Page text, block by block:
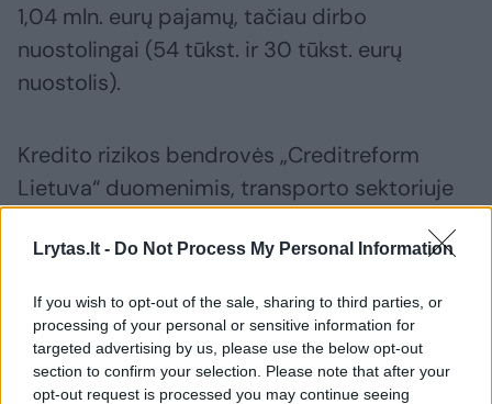
Lrytas.lt - Do Not Process My Personal Information
If you wish to opt-out of the sale, sharing to third parties, or
processing of your personal or sensitive information for
targeted advertising by us, please use the below opt-out
section to confirm your selection. Please note that after your
opt-out request is processed you may continue seeing
1,04 mln. eurų pajamų, tačiau dirbo
nuostolingai (54 tūkst. ir 30 tūkst. eurų
nuostolis).
Kredito rizikos bendrovės „Creditreform
Lietuva“ duomenimis, transporto sektoriuje
metu susiduria būtent mažos įmonės,
apie 1,5 tūkstančio – taip gruodžio pradžioje
skelbė transporto sektoriaus naujienų
svetainė trans.info.